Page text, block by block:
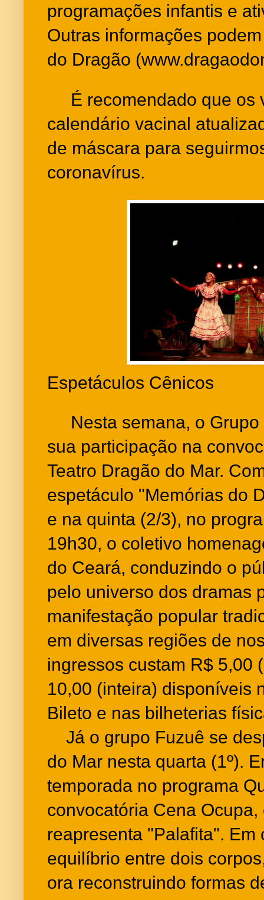
programações infantis e
Outras informações
do Dragão (
É recomendado que os
calendário vacinal
de máscara para
coronavírus.
Espetáculos Cênicos
Nesta semana, o Grupo
sua participação na
Teatro Dragão do Mar.
espetáculo "Memórias do
e na quinta (2/3), no
19h30, o coletivo
do Ceará, conduzindo o
pelo universo dos dramas
manifestação popular
em diversas regiões de
ingressos custam R$ 5,00
10,00 (inteira) disponíveis
Bileto e nas bilheterias
Já o grupo Fuzuê se
do Mar nesta quarta (1º).
temporada no programa
convocatória Cena Ocupa,
reapresenta "Palafita". Em
equilíbrio entre dois
ora reconstruindo formas